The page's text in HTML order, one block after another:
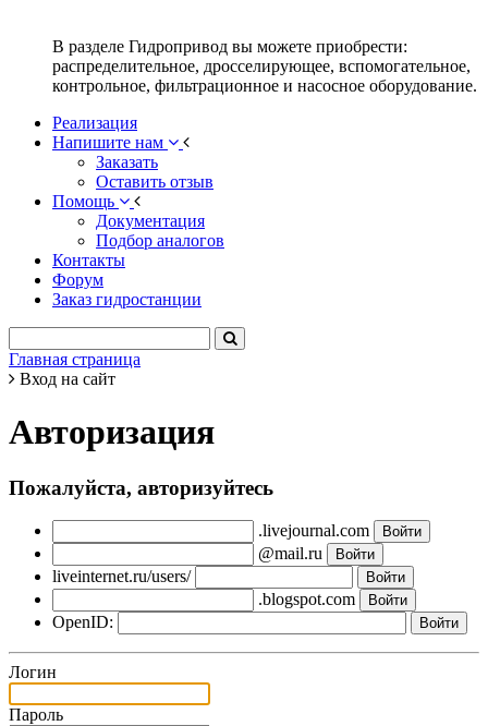
В разделе Гидропривод вы можете приобрести:
распределительное, дросселирующее, вспомогательное,
контрольное, фильтрационное и насосное оборудование.
Реализация
Напишите нам
Заказать
Оставить отзыв
Помощь
Документация
Подбор аналогов
Контакты
Форум
Заказ гидростанции
Главная страница
Вход на сайт
Авторизация
Пожалуйста, авторизуйтесь
.livejournal.com
@mail.ru
liveinternet.ru/users/
.blogspot.com
OpenID:
Логин
Пароль